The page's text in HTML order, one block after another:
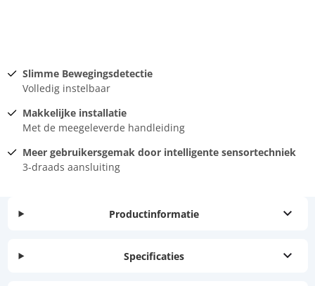
Slimme Bewegingsdetectie
Volledig instelbaar
Makkelijke installatie
Met de meegeleverde handleiding
Meer gebruikersgemak door intelligente sensortechniek
3-draads aansluiting
Productinformatie
Specificaties